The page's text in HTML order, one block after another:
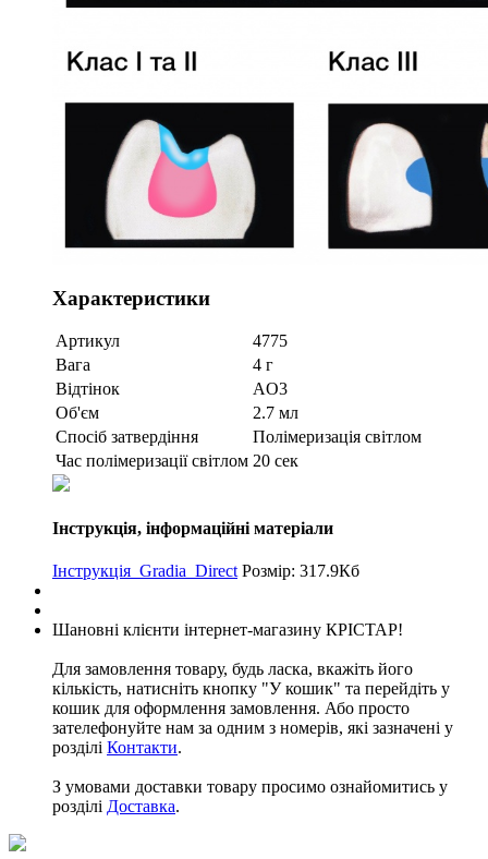
Характеристики
Артикул
4775
Вага
4 г
Відтінок
AO3
Об'єм
2.7 мл
Спосіб затвердіння
Полімеризація світлом
Час полімеризації світлом 20 сек
Інструкція, інформаційні матеріали
Інструкція_Gradia_Direct Розмір: 317.9Кб
Шановні клієнти інтернет-магазину КРІСТАР!
Для замовлення товару, будь ласка, вкажіть його
кількість, натисніть кнопку "У кошик" та перейдіть у
кошик для оформлення замовлення. Або просто
зателефонуйте нам за одним з номерів, які зазначені у
розділі Контакти.
З умовами доставки товару просимо ознайомитись у
розділі Доставка.